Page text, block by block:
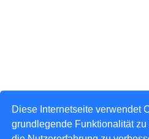
Diese Internetseite verwendet
grundlegende Funktionalität